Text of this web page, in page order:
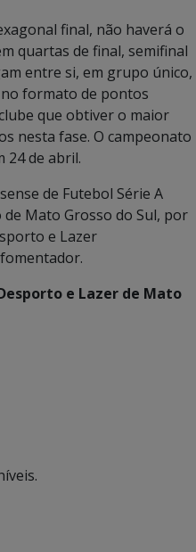
final, não haverá o
quartas de final, semifinal
entre si, em grupo único,
formato de pontos
que obtiver o maior
nesta fase. O campeonato
24 de abril.
de Futebol Série A
Mato Grosso do Sul, por
e Lazer
e Lazer de Mato